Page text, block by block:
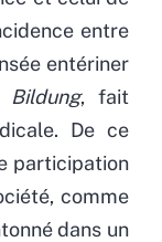
entre
entériner
Bildung, fait
De ce
participation
comme
dans un